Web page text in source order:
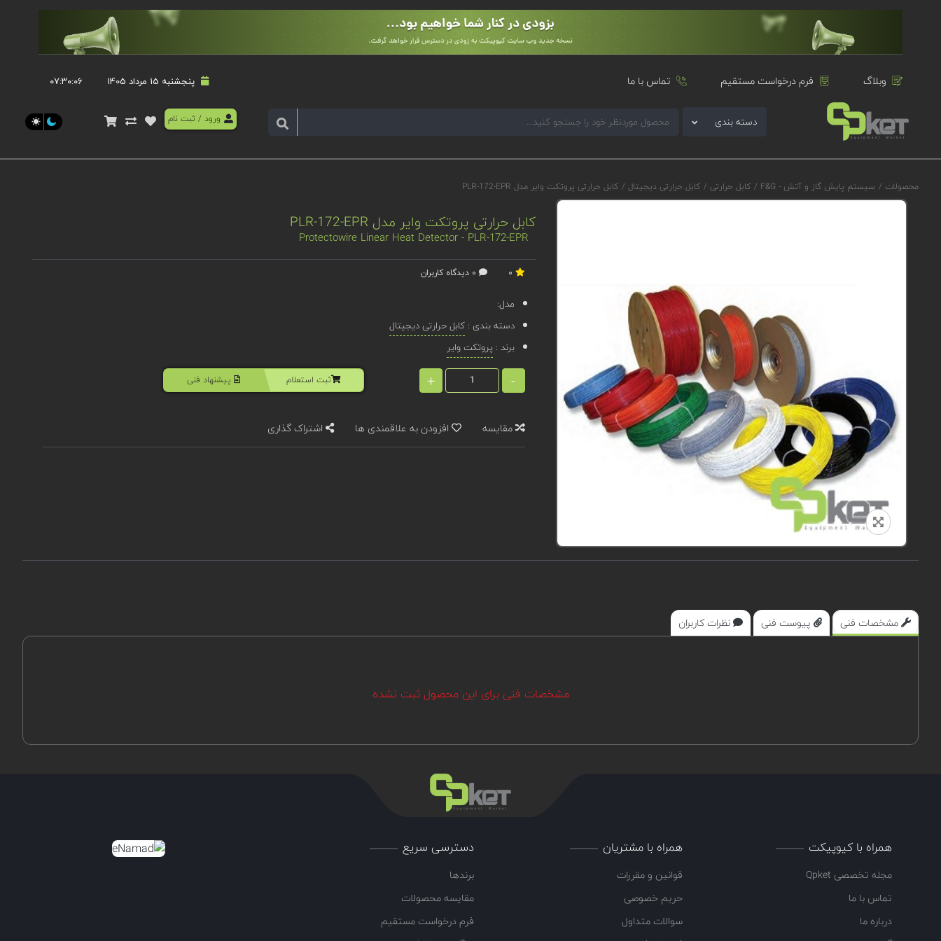
وبلاگ فرم درخواست مستقیم تماس با ما پنجشنبه 15 مرداد 1405 ۰۷:۳۰:۰۶
دسته بندی ورود / ثبت نام
محصولات / سیستم پایش گاز و آتش - F&G / کابل حرارتی / کابل حرارتی دیجیتال / کابل حرارتی پروتکت وایر مدل PLR-172-EPR
کابل حرارتی پروتکت وایر مدل PLR-172-EPR
Protectowire Linear Heat Detector - PLR-172-EPR
مدل:
دسته بندی :کابل حرارتی دیجیتال
برند :پروتکت وایر
-
+ ثبت استعلام پیشنهاد فنی
مقایسه افزودن به علاقمندی ها اشتراک گذاری
مشخصات فنی پیوست فنی نظرات کاربران
مشخصات فنی برای این محصول ثبت نشده
همراه با کیوپیکت
مجله تخصصی Qpket
تماس با ما
درباره ما
همراه با مشتریان
قوانین و مقررات
حریم خصوصی
سوالات متداول
دسترسی سریع
برندها
مقایسه محصولات
فرم درخواست مستقیم